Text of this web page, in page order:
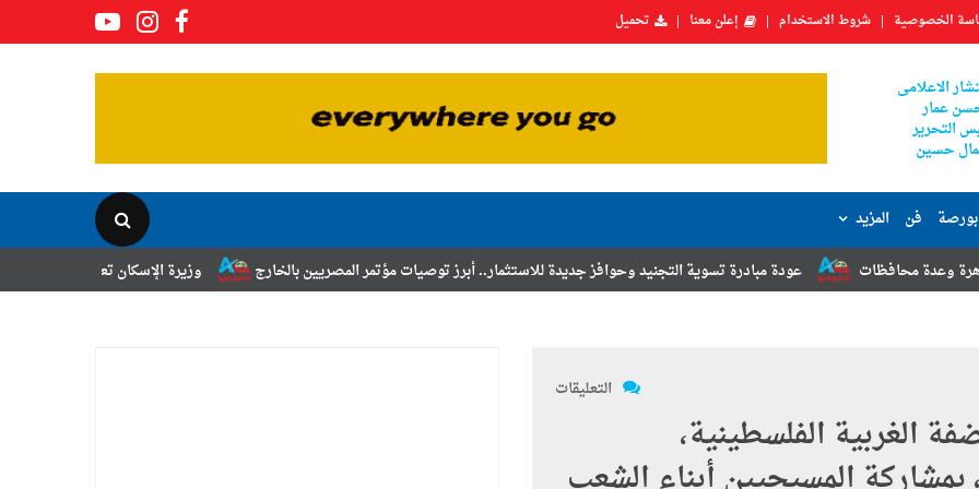
الخصوصية شروط الاستخدام إعلن معنا تحميل
الاعلامى
عمار
التحرير
حسين
فن المزيد
وزيرة الإسكان تعلن نتائج قرعة تخصيص أراضي برنامج عودة مبادرة تسوية التجنيد وحوافز جديدة للاستثمار.. أبرز توصيات مؤتمر المصريين بالخارج
التعليقات
الغربية الفلسطينية،